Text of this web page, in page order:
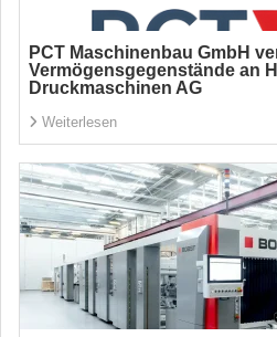
PCT Maschinenbau GmbH
Vermögensgegenstände an
Druckmaschinen AG
Weiterlesen